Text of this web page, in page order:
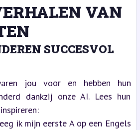
VAN
SUCCESVOL
jou voor en hebben hun
dankzij onze AI. Lees hun
ik mijn eerste A op een Engels